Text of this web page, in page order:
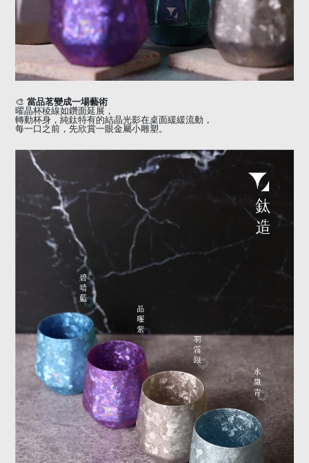
🎨 當品茗變成一場藝術
曜晶杯稜線如鑽面延展，
轉動杯身，純鈦特有的結晶光影在桌面緩緩流動，
每一口之前，先欣賞一眼金屬小雕塑。